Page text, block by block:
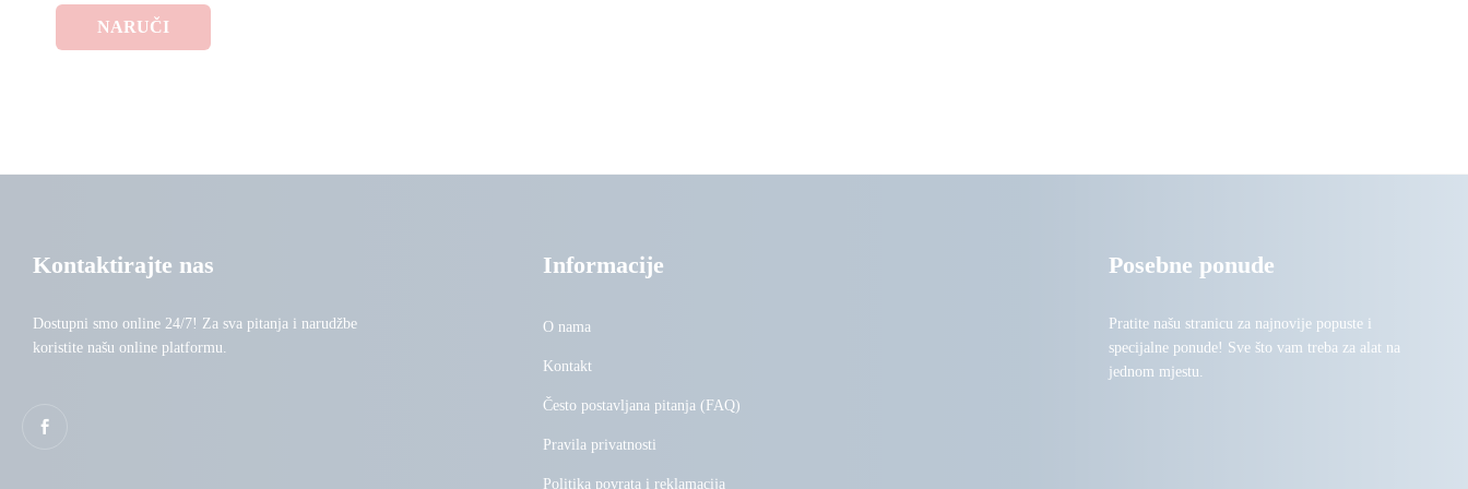
NARUČI
Kontaktirajte nas
Dostupni smo online 24/7! Za sva pitanja i narudžbe
koristite našu online platformu.
Informacije
O nama
Kontakt
Često postavljana pitanja (FAQ)
Pravila privatnosti
Politika povrata i reklamacija
Posebne ponude
Pratite našu stranicu za najnovije popuste i
specijalne ponude! Sve što vam treba za alat na
jednom mjestu.